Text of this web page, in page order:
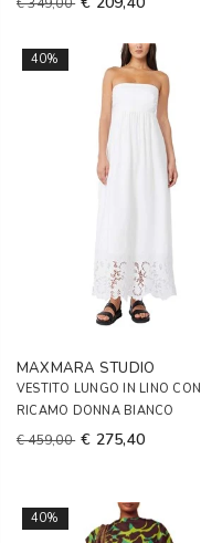
40%
MAXMARA STUDIO
VESTITO LUNGO IN LINO CON
RICAMO DONNA BIANCO
€ 459,00 € 275,40
40%